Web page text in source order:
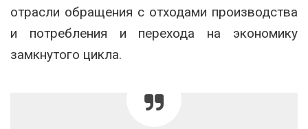
отрасли обращения с отходами производства
и потребления и перехода на экономику
замкнутого цикла.